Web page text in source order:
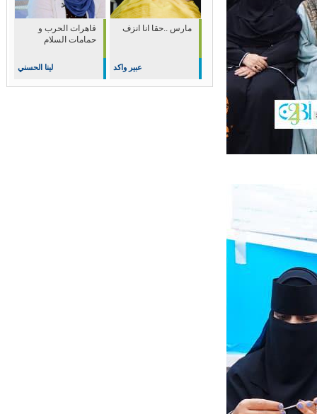
قاهرات الحرب و
حمامات السلام
لينا الحسني
مارس ..حقا انا انزف
عبير واكد